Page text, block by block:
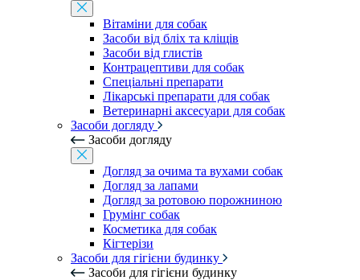
Вітаміни для собак
Засоби від бліх та кліщів
Засоби від глистів
Контрацептиви для собак
Спеціальні препарати
Лікарські препарати для собак
Ветеринарні аксесуари для собак
Засоби догляду
Засоби догляду
Догляд за очима та вухами собак
Догляд за лапами
Догляд за ротовою порожниною
Грумінг собак
Косметика для собак
Кігтерізи
Засоби для гігієни будинку
Засоби для гігієни будинку